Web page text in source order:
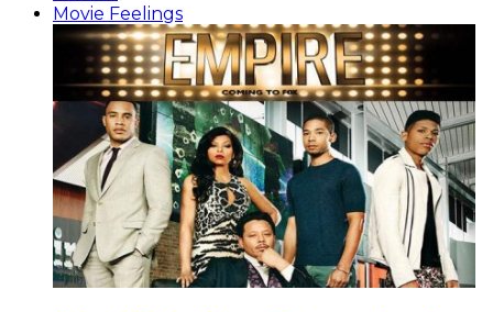
Movie Feelings